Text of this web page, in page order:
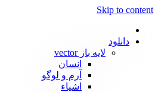
Skip to content
دانلود
لایه باز vector
انسان
آرم و لوگو
اشیاء